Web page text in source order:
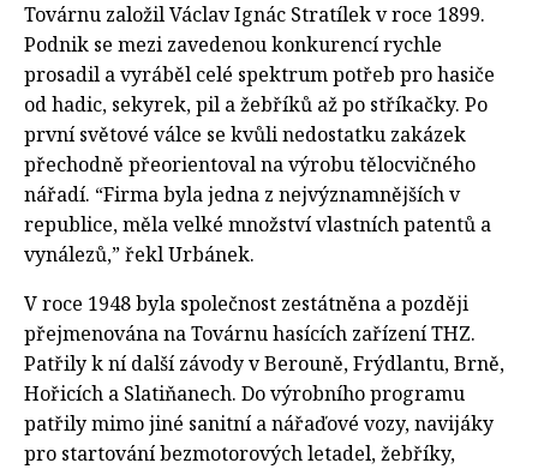
Továrnu založil Václav Ignác Stratílek v roce 1899.
Podnik se mezi zavedenou konkurencí rychle
prosadil a vyráběl celé spektrum potřeb pro hasiče
od hadic, sekyrek, pil a žebříků až po stříkačky. Po
první světové válce se kvůli nedostatku zakázek
přechodně přeorientoval na výrobu tělocvičného
nářadí. “Firma byla jedna z nejvýznamnějších v
republice, měla velké množství vlastních patentů a
vynálezů,” řekl Urbánek.
V roce 1948 byla společnost zestátněna a později
přejmenována na Továrnu hasících zařízení THZ.
Patřily k ní další závody v Berouně, Frýdlantu, Brně,
Hořicích a Slatiňanech. Do výrobního programu
patřily mimo jiné sanitní a nářaďové vozy, navijáky
pro startování bezmotorových letadel, žebříky,